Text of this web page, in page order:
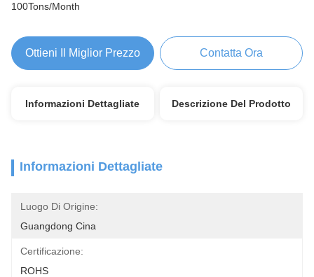
100Tons/Month
Ottieni Il Miglior Prezzo Contatta Ora
Informazioni Dettagliate Descrizione Del Prodotto
Informazioni Dettagliate
Luogo Di Origine:
Guangdong Cina
Certificazione:
ROHS